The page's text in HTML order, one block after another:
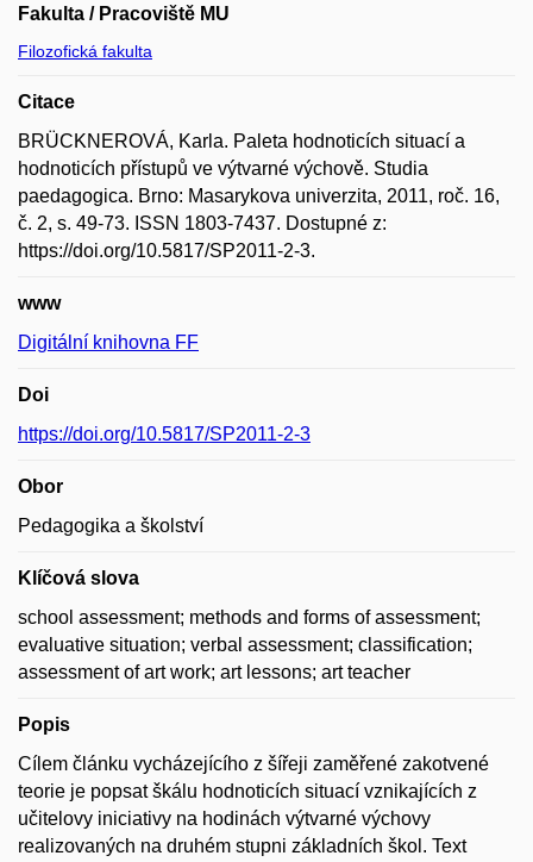
Fakulta / Pracoviště MU
Filozofická fakulta
Citace
BRÜCKNEROVÁ, Karla. Paleta hodnoticích situací a
hodnoticích přístupů ve výtvarné výchově. Studia
paedagogica. Brno: Masarykova univerzita, 2011, roč. 16,
č. 2, s. 49-73. ISSN 1803-7437. Dostupné z:
https://doi.org/10.5817/SP2011-2-3.
www
Digitální knihovna FF
Doi
https://doi.org/10.5817/SP2011-2-3
Obor
Pedagogika a školství
Klíčová slova
school assessment; methods and forms of assessment;
evaluative situation; verbal assessment; classification;
assessment of art work; art lessons; art teacher
Popis
Cílem článku vycházejícího z šířeji zaměřené zakotvené
teorie je popsat škálu hodnoticích situací vznikajících z
učitelovy iniciativy na hodinách výtvarné výchovy
realizovaných na druhém stupni základních škol. Text